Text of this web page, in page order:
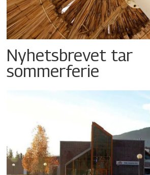
Nyhetsbrevet tar
sommerferie